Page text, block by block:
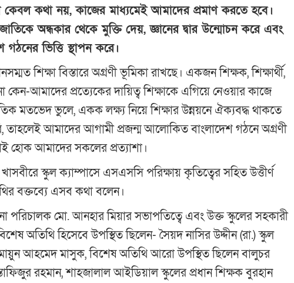
কেবল কথা নয়, কাজের মাধ্যমেই আমাদের প্রমাণ করতে হবে।
অন্ধকার থেকে মুক্তি দেয়, জ্ঞানের দ্বার উন্মোচন করে এবং
ভিত্তি স্থাপন করে।
শিক্ষা বিস্তারে অগ্রণী ভূমিকা রাখছে। একজন শিক্ষক, শিক্ষার্থী,
আমাদের প্রত্যেকের দায়িত্ব শিক্ষাকে এগিয়ে নেওয়ার কাজে
মতভেদ ভুলে, একক লক্ষ্য নিয়ে শিক্ষার উন্নয়নে ঐক্যবদ্ধ থাকতে
আমাদের আগামী প্রজন্ম আলোকিত বাংলাদেশ গঠনে অগ্রণী
হোক আমাদের সকলের প্রত্যাশা।
স্কুল ক্যাম্পাসে এসএসসি পরিক্ষায় কৃতিত্বের সহিত উত্তীর্ণ
বক্তব্যে এসব কথা বলেন।
পরিচালক মো. আনহার মিয়ার সভাপতিত্বে এবং উক্ত স্কুলের সহকারী
অতিথি হিসেবে উপস্থিত ছিলেন- সৈয়দ নাসির উদ্দীন (রা.) স্কুল
আহমেদ মাসুক, বিশেষ অতিথি আরো উপস্থিত ছিলেন বালুচর
রহমান, শাহজালাল আইডিয়াল স্কুলের প্রধান শিক্ষক বুরহান